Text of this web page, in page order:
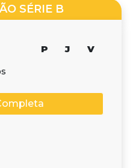
SÉRIE B
P J V